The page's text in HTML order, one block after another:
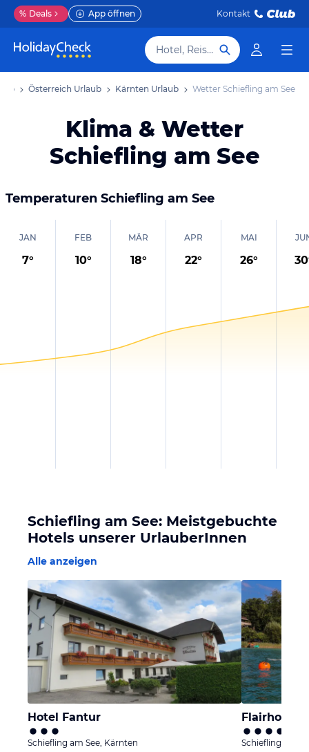
% Deals App öffnen Kontakt
Hotel, Reiseziel
Österreich Urlaub Kärnten Urlaub Wetter Schiefling am See
Klima & Wetter
Schiefling am See
Temperaturen Schiefling am See
JAN
7°
FEB
10°
MÄR
18°
APR
22°
MAI
26° 30
Schiefling am See: Meistgebuchte
Hotels unserer UrlauberInnen
Alle anzeigen
Hotel Fantur
Schiefling am See, Kärnten
Flairhotel
Schiefling am